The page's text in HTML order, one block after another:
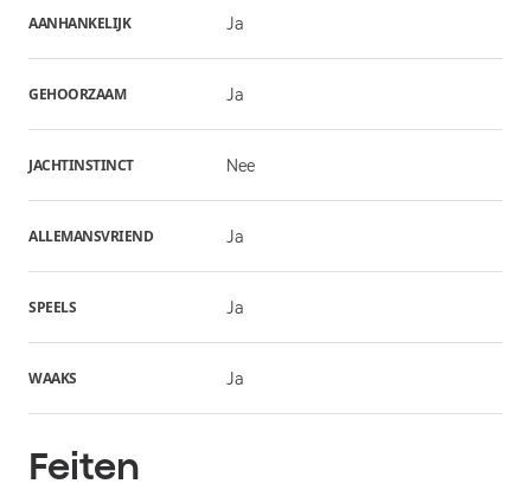
AANHANKELIJK Ja
GEHOORZAAM Ja
JACHTINSTINCT Nee
ALLEMANSVRIEND Ja
SPEELS Ja
WAAKS Ja
Feiten